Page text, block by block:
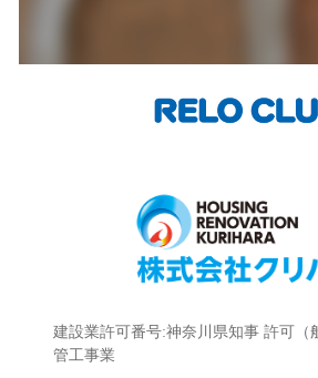
建設業許可番号:神奈川県知事 許可（
管工事業